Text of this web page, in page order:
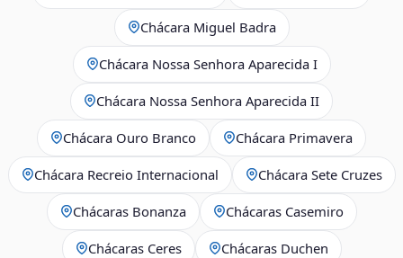
Chácara Miguel Badra
Chácara Nossa Senhora Aparecida I
Chácara Nossa Senhora Aparecida II
Chácara Ouro Branco Chácara Primavera
Chácara Recreio Internacional Chácara Sete Cruzes
Chácaras Bonanza Chácaras Casemiro
Chácaras Ceres Chácaras Duchen